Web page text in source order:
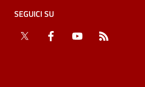
SEGUICI SU
Twitter
Facebook YouTube